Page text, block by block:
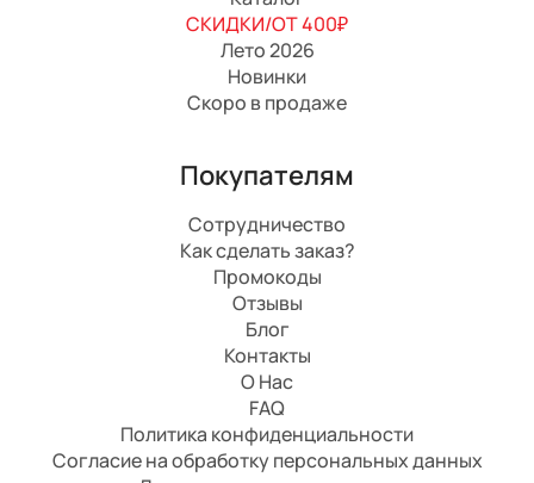
СКИДКИ/ОТ 400₽
Лето 2026
Новинки
Скоро в продаже
Покупателям
Сотрудничество
Как сделать заказ?
Промокоды
Отзывы
Блог
Контакты
О Нас
FAQ
Политика конфиденциальности
Согласие на обработку персональных данных